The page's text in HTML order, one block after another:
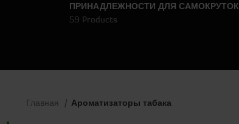
ПРИНАДЛЕЖНОСТИ ДЛЯ САМОКРУТОК
59 Products
Главная Ароматизаторы табака